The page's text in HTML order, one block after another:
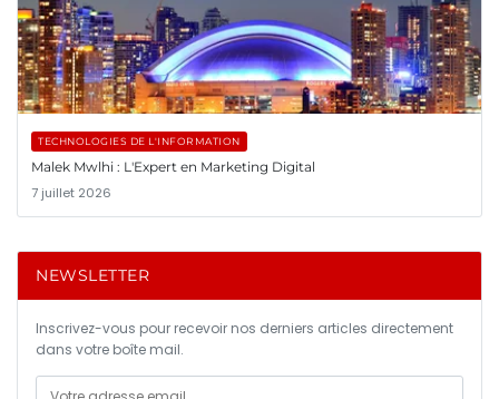
TECHNOLOGIES DE L'INFORMATION
Malek Mwlhi : L'Expert en Marketing Digital
7 juillet 2026
NEWSLETTER
Inscrivez-vous pour recevoir nos derniers articles directement
dans votre boîte mail.